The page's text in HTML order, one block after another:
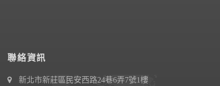
聯絡資訊
新北市新莊區民安西路24巷6弄7號1樓